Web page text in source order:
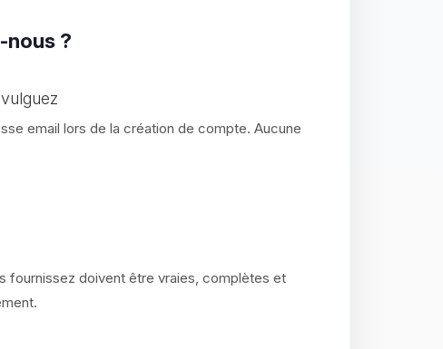
?
email lors de la création de compte. Aucune
fournissez doivent être vraies, complètes et